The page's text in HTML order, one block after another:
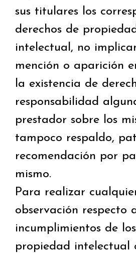
sus titulares los
derechos de
intelectual, no
mención o aparición
la existencia de
responsabilidad
prestador sobre los
tampoco respaldo,
recomendación por
mismo.
Para realizar
observación respecto
incumplimientos de
propiedad intelectual